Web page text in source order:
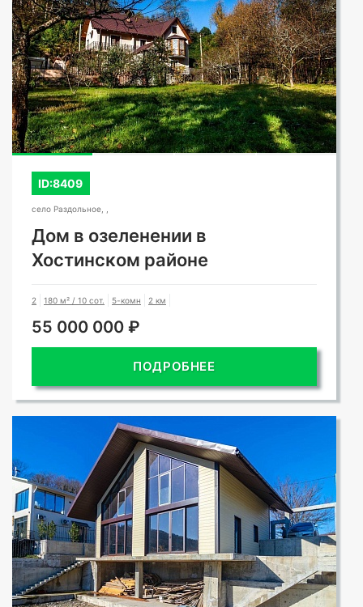
ID:8409
село Раздольное, ,
Дом в озеленении в
Хостинском районе
2 180 м² / 10 сот. 5-комн 2 км
55 000 000 ₽
ПОДРОБНЕЕ